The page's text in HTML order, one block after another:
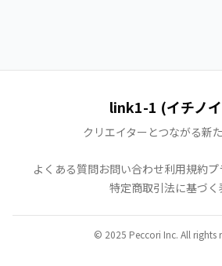
link1-1 (イチノ
クリエイターとつながる新
よくある質問お問い合わせ利用規約
特定商取引法に基づく
© 2025 Peccori Inc. All rights